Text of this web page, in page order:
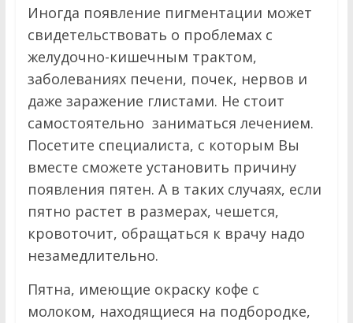
Иногда появление пигментации может
свидетельствовать о проблемах с
желудочно-кишечным трактом,
заболеваниях печени, почек, нервов и
даже заражение глистами. Не стоит
самостоятельно заниматься лечением.
Посетите специалиста, с которым Вы
вместе сможете установить причину
появления пятен. А в таких случаях, если
пятно растет в размерах, чешется,
кровоточит, обращаться к врачу надо
незамедлительно.
Пятна, имеющие окраску кофе с
молоком, находящиеся на подбородке,